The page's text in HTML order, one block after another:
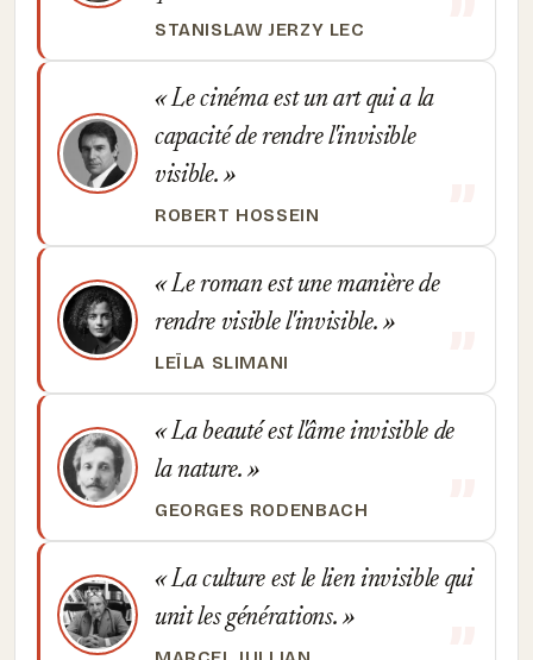
STANISLAW JERZY LEC
Le cinéma est un art qui a la
capacité de rendre l'invisible
visible.
ROBERT HOSSEIN
Le roman est une manière de
rendre visible l'invisible.
LEÏLA SLIMANI
La beauté est l'âme invisible de
la nature.
GEORGES RODENBACH
La culture est le lien invisible qui
unit les générations.